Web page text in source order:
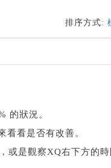
排序方式:
的狀況。
看看是否有改善。
或是觀察XQ右下方的